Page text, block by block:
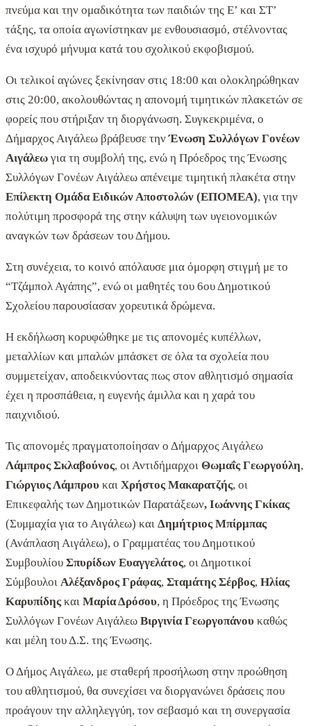
πνεύμα και την ομαδικότητα των παιδιών της Ε’ και ΣΤ’
τάξης, τα οποία αγωνίστηκαν με ενθουσιασμό, στέλνοντας
ένα ισχυρό μήνυμα κατά του σχολικού εκφοβισμού.
Οι τελικοί αγώνες ξεκίνησαν στις 18:00 και ολοκληρώθηκαν
στις 20:00, ακολουθώντας η απονομή τιμητικών πλακετών σε
φορείς που στήριξαν τη διοργάνωση. Συγκεκριμένα, ο
Δήμαρχος Αιγάλεω βράβευσε τηνΈνωση Συλλόγων Γονέων
Αιγάλεω για τη συμβολή της, ενώ η Πρόεδρος της Ένωσης
Συλλόγων Γονέων Αιγάλεω απένειμε τιμητική πλακέτα στην
Επίλεκτη Ομάδα Ειδικών Αποστολών (ΕΠΟΜΕΑ), για την
πολύτιμη προσφορά της στην κάλυψη των υγειονομικών
αναγκών των δράσεων του Δήμου.
Στη συνέχεια, το κοινό απόλαυσε μια όμορφη στιγμή με το
“Τζάμπολ Αγάπης”, ενώ οι μαθητές του 6ου Δημοτικού
Σχολείου παρουσίασαν χορευτικά δρώμενα.
Η εκδήλωση κορυφώθηκε με τις απονομές κυπέλλων,
μεταλλίων και μπαλών μπάσκετ σε όλα τα σχολεία που
συμμετείχαν, αποδεικνύοντας πως στον αθλητισμό σημασία
έχει η προσπάθεια, η ευγενής άμιλλα και η χαρά του
παιχνιδιού.
Τις απονομές πραγματοποίησαν ο Δήμαρχος Αιγάλεω
Λάμπρος Σκλαβούνος, οι Αντιδήμαρχοι Θωμαΐς Γεωργούλη,
Γιώργιος Λάμπρου και Χρήστος Μακαρατζής, οι
Επικεφαλής των Δημοτικών Παρατάξεων, Ιωάννης Γκίκας
(Συμμαχία για το Αιγάλεω) και Δημήτριος Μπίρμπας
(Ανάπλαση Αιγάλεω), ο Γραμματέας του Δημοτικού
Συμβουλίου Σπυρίδων Ευαγγελάτος, οι Δημοτικοί
Σύμβουλοι Αλέξανδρος Γράφας, Σταμάτης Σέρβος, Ηλίας
Καρυπίδηςκαι Μαρία Δρόσου, η Πρόεδρος της Ένωσης
Συλλόγων Γονέων Αιγάλεω Βιργινία Γεωργοπάνου καθώς
και μέλη του Δ.Σ. της Ένωσης.
Ο Δήμος Αιγάλεω, με σταθερή προσήλωση στην προώθηση
του αθλητισμού, θα συνεχίσει να διοργανώνει δράσεις που
προάγουν την αλληλεγγύη, τον σεβασμό και τη συνεργασία